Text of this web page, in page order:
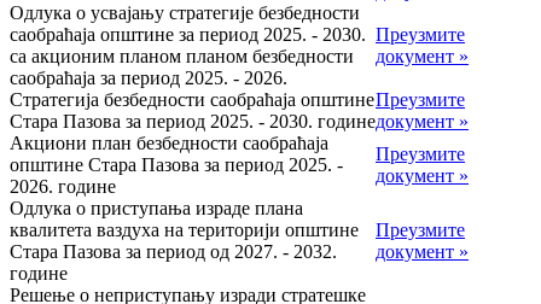
Одлука о усвајању стратегије безбедности
саобраћаја општине за период 2025. - 2030.
са акционим планом планом безбедности
саобраћаја за период 2025. - 2026.
Преузмите
документ »
Стратегија безбедности саобраћаја општине
Стара Пазова за период 2025. - 2030. године
Преузмите
документ »
Акциони план безбедности саобраћаја
општине Стара Пазова за период 2025. -
2026. године
Преузмите
документ »
Одлука о приступања израде плана
квалитета ваздуха на територији општине
Стара Пазова за период од 2027. - 2032.
године
Преузмите
документ »
Решење о неприступању изради стратешке